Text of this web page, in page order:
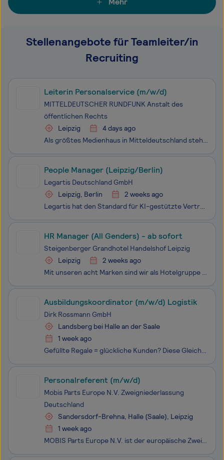
Stellenangebote für Teamleiter/in
Recruiting
Leiterin Personalservice (m/w/d)
MITTELDEUTSCHER RUNDFUNK Anstalt des
öffentlichen Rechts
Leipzig
4 days ago
Als größtes Medienhaus in Mitteldeutschland stehen wir für ein unabhängiges, vielfältiges Online-, TV- und Hörfunkangebot – und für ein einzigartiges, lebendiges Miteinander. Rund 4.000 Kolleginnen und Kollegen aus sämtlichen Fachbereichen geben jeden Tag ihr Bestes, damit wir uns kontinuierlich wei
People Manager (Leipzig/Berlin)
Legartis Deutschland GmbH
Leipzig, Berlin
2 weeks ago
Legartis hat den Standard für KI-gestützte Vertragsprüfung gesetzt und bietet heute eine ganzheitliche Plattform, die neu definiert, wie juristische Teams arbeiten. Um unsere Expansion in der DACH-Region personell auszubauen und unsere Wachstumsziele mit einem starken Team zu erreichen, suchen wir e
HR Manager (All Genders) - ab sofort
Steigenberger Grandhotel Handelshof Leipzig
Leipzig
2 weeks ago
Mit unseren acht Marken sind wir als Hotelgruppe stolz darauf, dass wir unseren Gästen einzigartige Erlebnisse bieten können und uns kontinuierlich weiterentwickeln. Aber unsere Reise wäre nicht komplett ohne dich als Teil unseres Teams! Wir bieten dir Möglichkeiten, die so vielfältig sind wie unse
Ausbildungskoordinator (m/w/d) Logistik
Dirk Rossmann GmbH
Landsberg bei Halle an der Saale
1 week ago
Gefüllte Regale = glückliche Kunden? Diese Gleichung geht dank unserer einzigartigen ROSSMANN-Logistik voll und ganz auf. Gemeinsam ziehen unsere starken Logistik-Teams in unseren Verteilzentren an einem Strang, um unsere Filialen immer pünktlich mit der passenden Ware zu versorgen – von der Steueru
Personalreferent (m/w/d)
Mobis Parts Europe N.V. Zweigniederlassung
Deutschland
Sandersdorf-Brehna, Halle (Saale), Leipzig
1 week ago
MOBIS Parts Europe N.V. ist der europäische Zweig von Hyundai MOBIS, einem weltweit führenden Hersteller für Original- und Zubehörteile im Bereich Automotive. Hyundai MOBIS ist zusammen mit Hyundai Motors und Kia Motors eine der größten Gesellschaften der Hyundai Group. Neben der Forschung und Entwi